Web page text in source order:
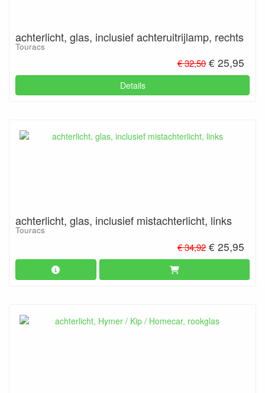
achterlicht, glas, inclusief achteruitrijlamp, rechts
Touracs
€ 32,50 € 25,95
Details
achterlicht, glas, inclusief mistachterlicht, links
Touracs
€ 34,92 € 25,95